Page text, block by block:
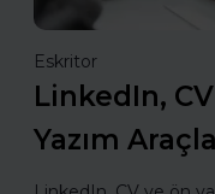
Eskritor
LinkedIn,
Yazım